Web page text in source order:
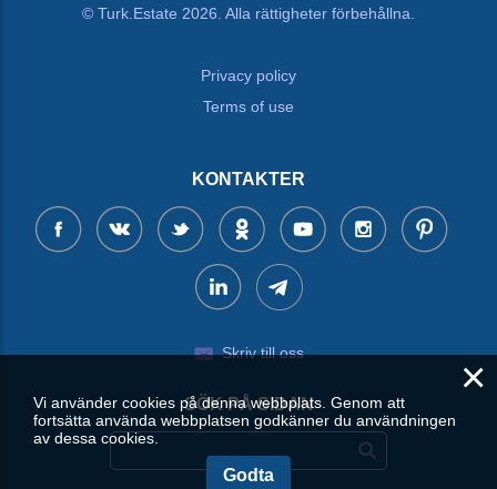
© Turk.Estate 2026. Alla rättigheter förbehållna.
Privacy policy
Terms of use
KONTAKTER
Skriv till oss
SÖK PÅ SIDAN
×
Vi använder cookies på denna webbplats. Genom att
fortsätta använda webbplatsen godkänner du användningen
av dessa cookies.
Godta